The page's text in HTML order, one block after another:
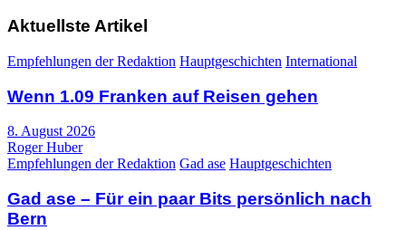
Aktuellste Artikel
Empfehlungen der Redaktion Hauptgeschichten International
Wenn 1.09 Franken auf Reisen gehen
8. August 2026
Roger Huber
Empfehlungen der Redaktion Gad ase Hauptgeschichten
Gad ase – Für ein paar Bits persönlich nach
Bern